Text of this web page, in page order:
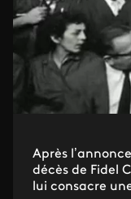
Après
décès de Fidel
lui consacre